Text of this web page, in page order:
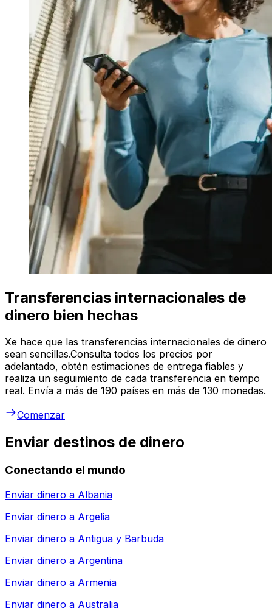
Transferencias internacionales de
dinero bien hechas
Xe hace que las transferencias internacionales de dinero
sean sencillas.Consulta todos los precios por
adelantado, obtén estimaciones de entrega fiables y
realiza un seguimiento de cada transferencia en tiempo
real. Envía a más de 190 países en más de 130 monedas.
Comenzar
Enviar destinos de dinero
Conectando el mundo
Enviar dinero a Albania
Enviar dinero a Argelia
Enviar dinero a Antigua y Barbuda
Enviar dinero a Argentina
Enviar dinero a Armenia
Enviar dinero a Australia